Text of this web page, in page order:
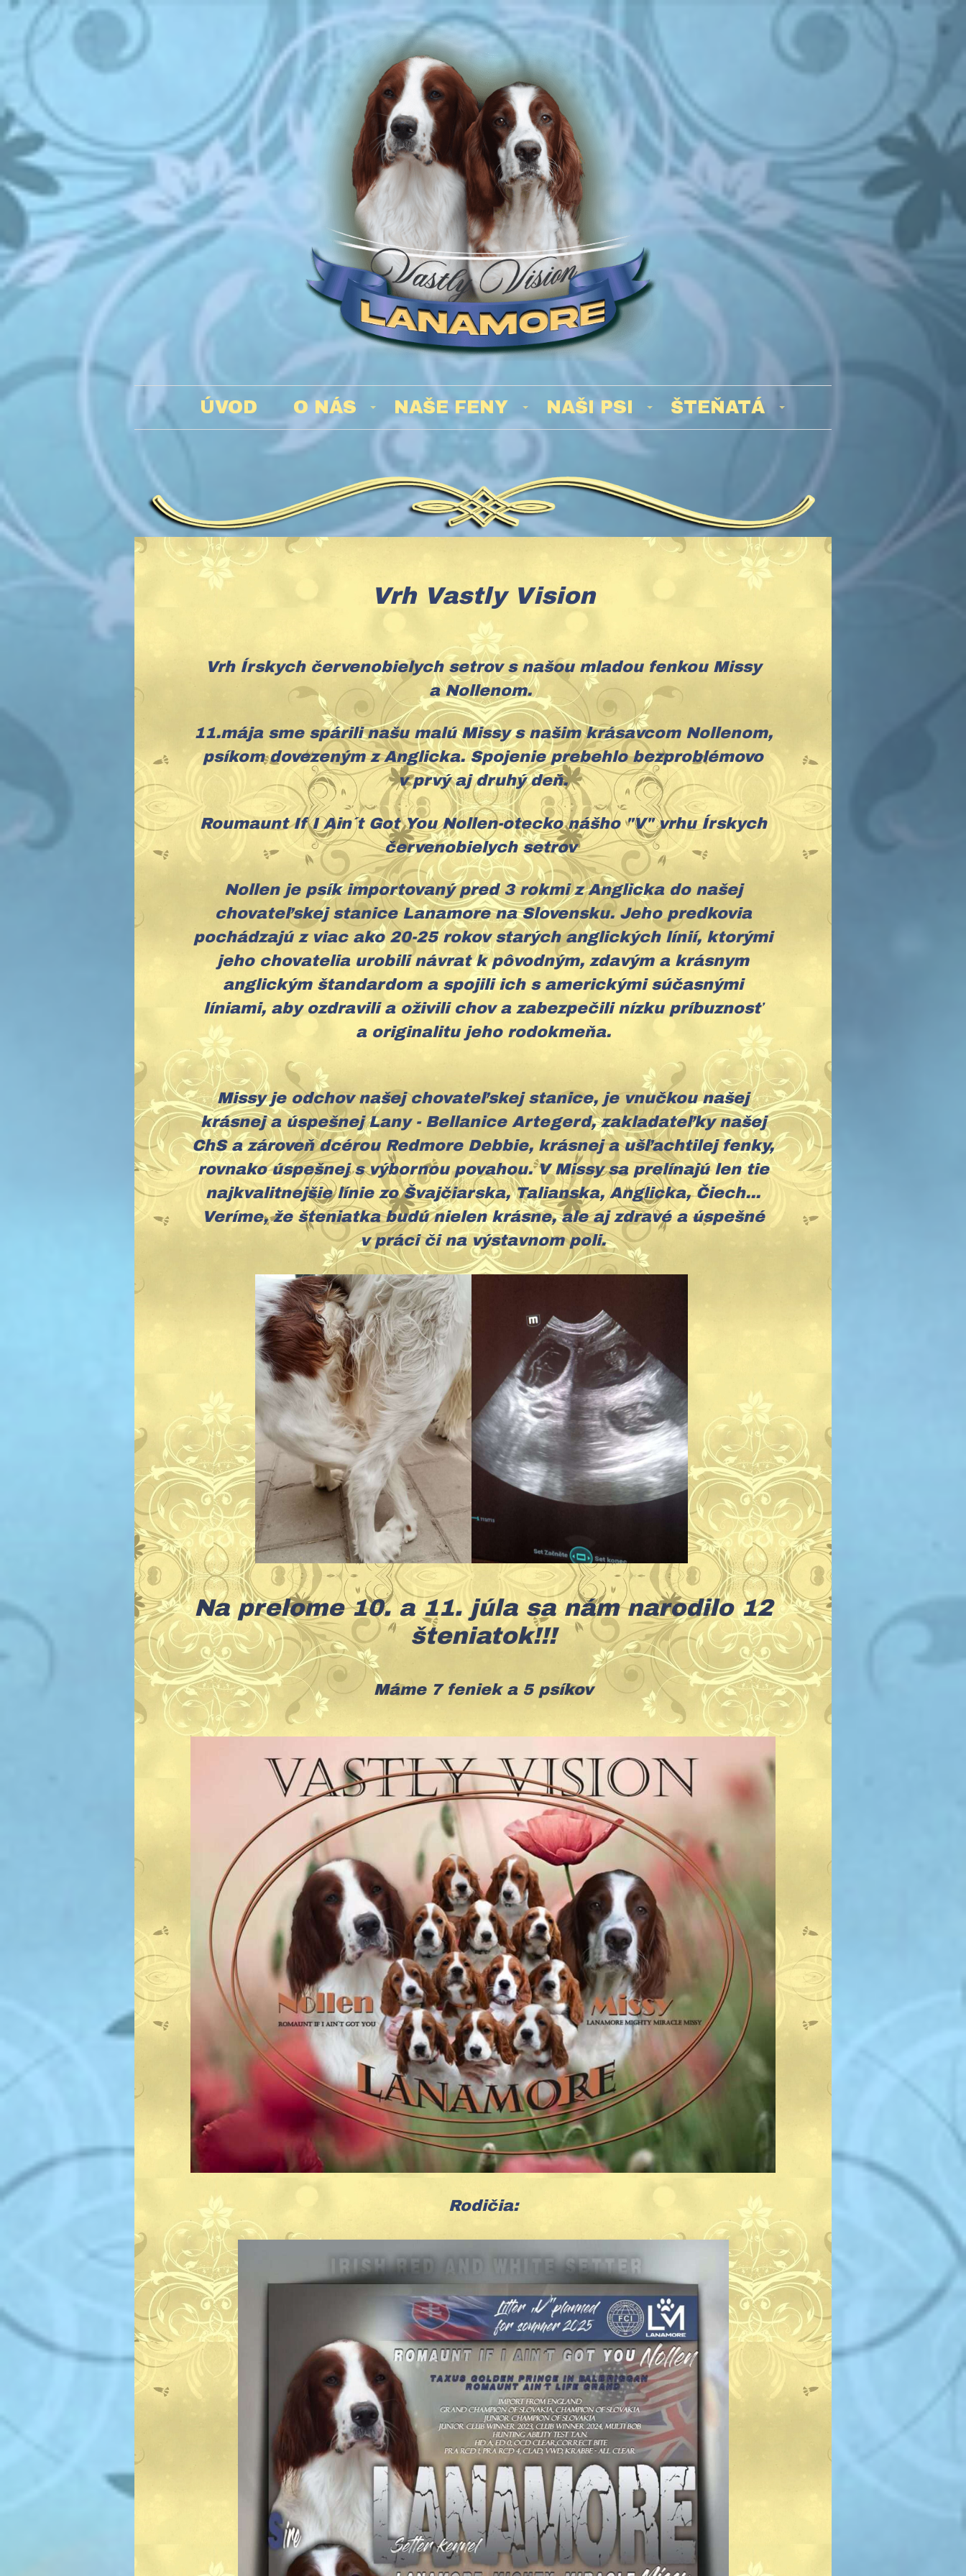
ÚVOD O NÁS NAŠE FENY NAŠI PSI ŠTEŇATÁ
Vrh Vastly Vision
Vrh Írskych červenobielych setrov s našou mladou fenkou Missy
a Nollenom.
11.mája sme spárili našu malú Missy s našim krásavcom Nollenom,
psíkom dovezeným z Anglicka. Spojenie prebehlo bezproblémovo
v prvý aj druhý deň.
Roumaunt If I Ain´t Got You Nollen-otecko nášho "V" vrhu Írskych
červenobielych setrov
Nollen je psík importovaný pred 3 rokmi z Anglicka do našej
chovateľskej stanice Lanamore na Slovensku. Jeho predkovia
pochádzajú z viac ako 20-25 rokov starých anglických línií, ktorými
jeho chovatelia urobili návrat k pôvodným, zdavým a krásnym
anglickým štandardom a spojili ich s americkými súčasnými
líniami, aby ozdravili a oživili chov a zabezpečili nízku príbuznosť
a originalitu jeho rodokmeňa.
Missy je odchov našej chovateľskej stanice, je vnučkou našej
krásnej a úspešnej Lany - Bellanice Artegerd, zakladateľky našej
ChS a zároveň dcérou Redmore Debbie, krásnej a ušľachtilej fenky,
rovnako úspešnej s výbornou povahou. V Missy sa prelínajú len tie
najkvalitnejšie línie zo Švajčiarska, Talianska, Anglicka, Čiech...
Veríme, že šteniatka budú nielen krásne, ale aj zdravé a úspešné
v práci či na výstavnom poli.
Na prelome 10. a 11. júla sa nám narodilo 12
šteniatok!!!
Máme 7 feniek a 5 psíkov
Rodičia: